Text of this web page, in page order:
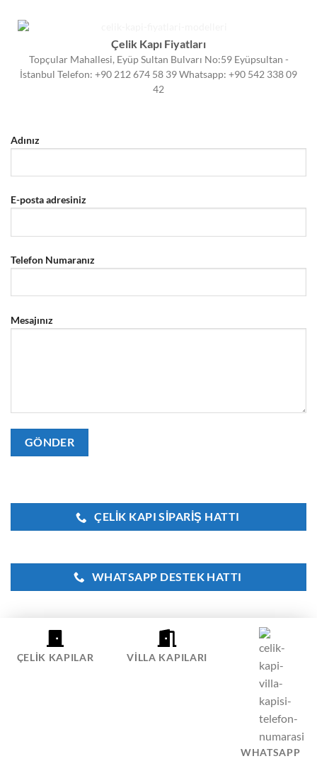
Çelik Kapı Fiyatları
Topçular Mahallesi, Eyüp Sultan Bulvarı No:59 Eyüpsultan -
İstanbul Telefon: +90 212 674 58 39 Whatsapp: +90 542 338 09
42
Adınız
E-posta adresiniz
Telefon Numaranız
Mesajınız
ÇELIK KAPI SIPARIŞ HATTI
WHATSAPP DESTEK HATTI
Eyüpsultan Bulvarı No:59/B Eyüpsultan İstanbul 0212 674
istanbulcelikkapifiyatlari@gmail.com
ÇELIK KAPILAR VILLA KAPILARI
WHATSAPP